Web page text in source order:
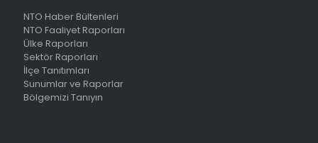
NTO Haber Bültenleri
NTO Faaliyet Raporları
Ülke Raporları
Sektör Raporları
İlçe Tanıtımları
Sunumlar ve Raporlar
Bölgemizi Tanıyın